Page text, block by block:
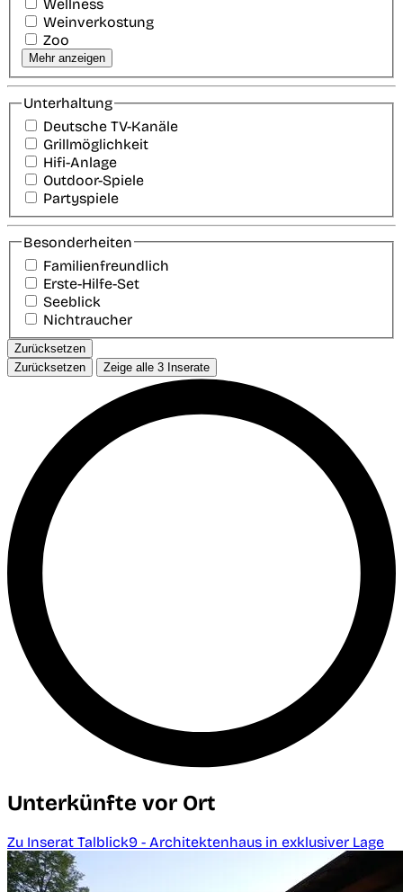
Wellness
Weinverkostung
Zoo
Mehr anzeigen
Unterhaltung
Deutsche TV-Kanäle
Grillmöglichkeit
Hifi-Anlage
Outdoor-Spiele
Partyspiele
Besonderheiten
Familienfreundlich
Erste-Hilfe-Set
Seeblick
Nichtraucher
Zurücksetzen
Zurücksetzen
Zeige alle 3 Inserate
Unterkünfte vor Ort
Zu Inserat Talblick9 - Architektenhaus in exklusiver Lage